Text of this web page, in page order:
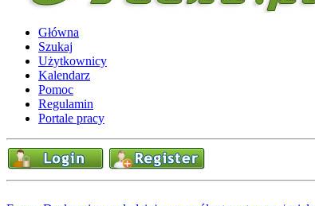
Główna
Szukaj
Użytkownicy
Kalendarz
Pomoc
Regulamin
Portale pracy